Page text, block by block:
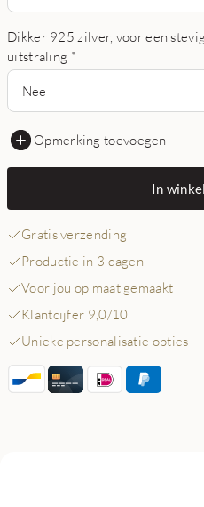
Dikker 925 zilver, voor een
uitstraling *
Nee
Opmerking toevoegen
In
Gratis verzending
Productie in 3 dagen
Voor jou op maat gemaakt
Klantcijfer 9,0/10
Unieke personalisatie opties